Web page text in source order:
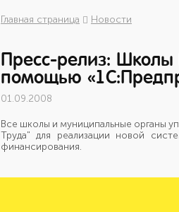
Главная страница Новости
Пресс-релиз: Школы
помощью
01.09.2008
Все школы и муниципальные органы
Труда" для реализации новой
финансирования.